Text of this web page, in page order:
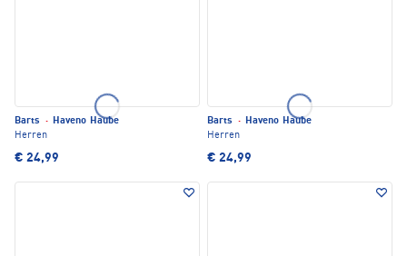
Barts · Haveno Haube
Herren
€ 24,99
Barts · Haveno Haube
Herren
€ 24,99